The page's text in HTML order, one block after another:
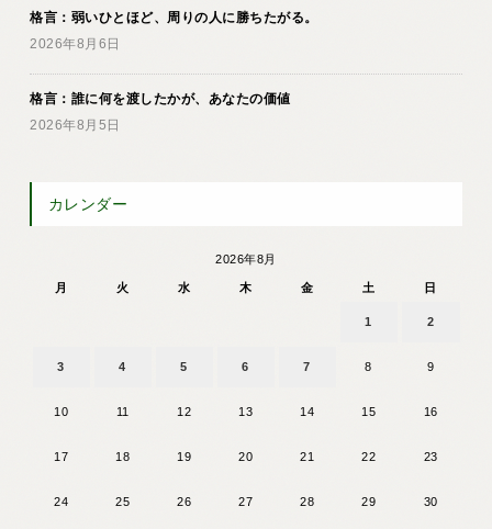
格言：弱いひとほど、周りの人に勝ちたがる。
2026年8月6日
格言：誰に何を渡したかが、あなたの価値
2026年8月5日
カレンダー
2026年8月
月 火 水 木 金 土 日
1 2
3 4 5 6 7 8 9
10 11 12 13 14 15 16
17 18 19 20 21 22 23
24 25 26 27 28 29 30